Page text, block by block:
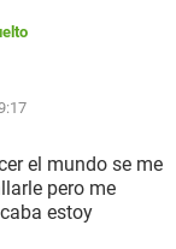
el mundo se me
pero me
estoy